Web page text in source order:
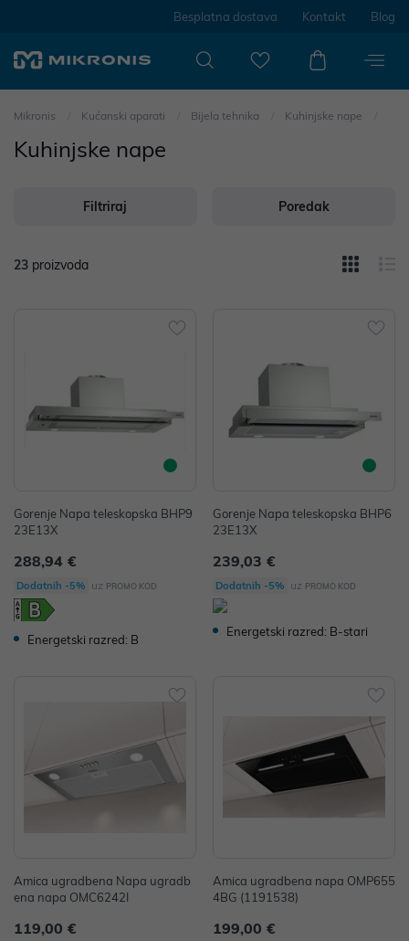
Besplatna dostava Kontakt Blog
Mikronis Kućanski aparati Bijela tehnika Kuhinjske nape
Kuhinjske nape
Filtriraj Poredak
23 proizvoda
Gorenje Napa teleskopska BHP9
23E13X
288,94 €
Dodatnih -5% uz PROMO KOD
Energetski razred: B
Gorenje Napa teleskopska BHP6
23E13X
239,03 €
Dodatnih -5% uz PROMO KOD
Energetski razred: B-stari
Amica ugradbena Napa ugradb
ena napa OMC6242I
119,00 €
Amica ugradbena napa OMP655
4BG (1191538)
199,00 €